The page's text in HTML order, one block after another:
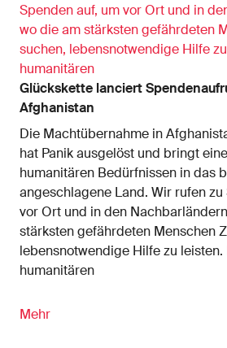
Spenden auf, um vor Ort und in
wo die am stärksten gefährdeten
suchen, lebensnotwendige Hilfe
humanitären
Glückskette lanciert
Afghanistan
Die Machtübernahme in
hat Panik ausgelöst und bringt
humanitären Bedürfnissen in das
angeschlagene Land. Wir rufen zu
vor Ort und in den
stärksten gefährdeten Menschen
lebensnotwendige Hilfe zu leisten.
humanitären
Mehr